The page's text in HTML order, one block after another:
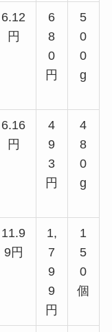
6.12
円
6
8
0
円
5
0
0
g
6.16
円
4
9
3
円
4
8
0
g
11.9
9円
1,
7
9
9
円
1
5
0
個